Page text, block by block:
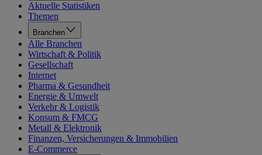
Aktuelle Statistiken
Themen
Branchen
Alle Branchen
Wirtschaft & Politik
Gesellschaft
Internet
Pharma & Gesundheit
Energie & Umwelt
Verkehr & Logistik
Konsum & FMCG
Metall & Elektronik
Finanzen, Versicherungen & Immobilien
E-Commerce